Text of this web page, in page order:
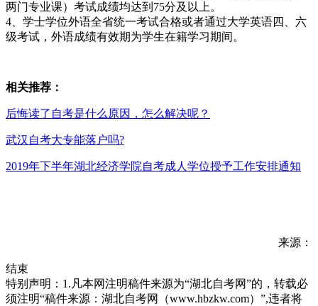
两门专业课）考试成绩均达到75分及以上。
4、学士学位外语全省统一考试合格或者通过大学英语四、六
级考试，外语成绩有效期为学生在籍学习期间。
相关推荐：
后悔读了自考是什么原因，怎么解决呢？
武汉自考大专能落户吗?
2019年下半年湖北经济学院自考成人学位授予工作安排通知
来源：
结束
特别声明：1.凡本网注明稿件来源为“湖北自考网”的，转载必
须注明“稿件来源：湖北自考网（www.hbzkw.com）”,违者将